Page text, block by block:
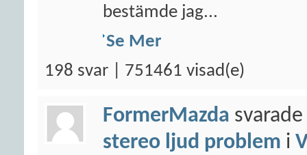
bestämde jag...
Se Mer
198 svar | 751461 visad(e)
FormerMazda
stereo ljud problem i